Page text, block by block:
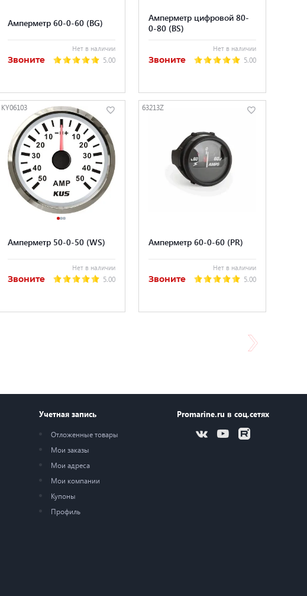
Амперметр 60-0-60 (BG)
Нет в наличии
Звоните 5.00
Амперметр цифровой 80-
0-80 (BS)
Нет в наличии
Звоните 5.00
KY06103
Амперметр 50-0-50 (WS)
Нет в наличии
Звоните 5.00
63213Z
Амперметр 60-0-60 (PR)
Нет в наличии
Звоните 5.00
Учетная запись
Отложенные товары
Мои заказы
Мои адреса
Мои компании
Купоны
Профиль
Promarine.ru в соц.сетях